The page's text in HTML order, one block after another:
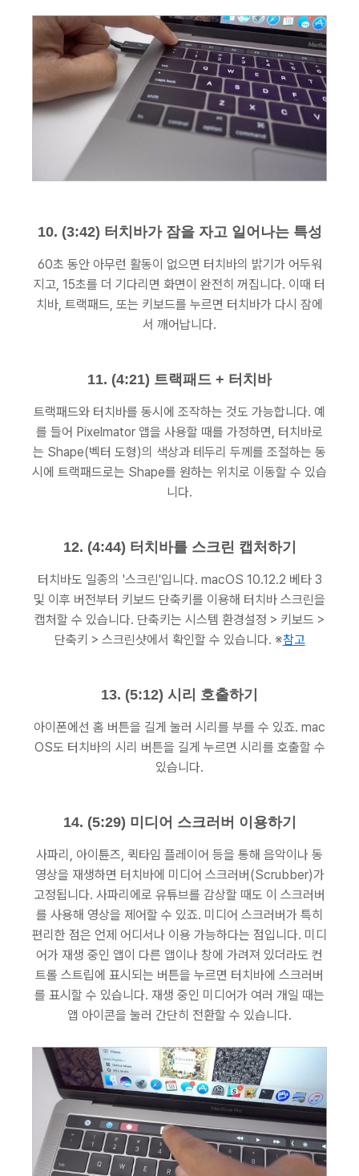
10. (3:42) 터치바가 잠을 자고 일어나는 특성
60초 동안 아무런 활동이 없으면 터치바의 밝기가 어두워
지고, 15초를 더 기다리면 화면이 완전히 꺼집니다. 이때 터
치바, 트랙패드, 또는 키보드를 누르면 터치바가 다시 잠에
서 깨어납니다.
11. (4:21) 트랙패드 + 터치바
트랙패드와 터치바를 동시에 조작하는 것도 가능합니다. 예
를 들어 Pixelmator 앱을 사용할 때를 가정하면, 터치바로
는 Shape(벡터 도형)의 색상과 테두리 두께를 조절하는 동
시에 트랙패드로는 Shape를 원하는 위치로 이동할 수 있습
니다.
12. (4:44) 터치바를 스크린 캡처하기
터치바도 일종의 '스크린'입니다. macOS 10.12.2 베타 3
및 이후 버전부터 키보드 단축키를 이용해 터치바 스크린을
캡처할 수 있습니다. 단축키는 시스템 환경설정 > 키보드 >
단축키 > 스크린샷에서 확인할 수 있습니다. ※참고
13. (5:12) 시리 호출하기
아이폰에선 홈 버튼을 길게 눌러 시리를 부를 수 있죠. mac
OS도 터치바의 시리 버튼을 길게 누르면 시리를 호출할 수
있습니다.
14. (5:29) 미디어 스크러버 이용하기
사파리, 아이튠즈, 퀵타임 플레이어 등을 통해 음악이나 동
영상을 재생하면 터치바에 미디어 스크러버(Scrubber)가
고정됩니다. 사파리에로 유튜브를 감상할 때도 이 스크러버
를 사용해 영상을 제어할 수 있죠. 미디어 스크러버가 특히
편리한 점은 언제 어디서나 이용 가능하다는 점입니다. 미디
어가 재생 중인 앱이 다른 앱이나 창에 가려져 있더라도 컨
트롤 스트립에 표시되는 버튼을 누르면 터치바에 스크러버
를 표시할 수 있습니다. 재생 중인 미디어가 여러 개일 때는
앱 아이콘을 눌러 간단히 전환할 수 있습니다.